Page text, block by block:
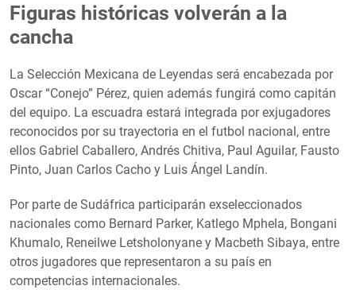
Figuras históricas volverán a la
cancha
La Selección Mexicana de Leyendas será encabezada por
Oscar “Conejo” Pérez, quien además fungirá como capitán
del equipo. La escuadra estará integrada por exjugadores
reconocidos por su trayectoria en el futbol nacional, entre
ellos Gabriel Caballero, Andrés Chitiva, Paul Aguilar, Fausto
Pinto, Juan Carlos Cacho y Luis Ángel Landín.
Por parte de Sudáfrica participarán exseleccionados
nacionales como Bernard Parker, Katlego Mphela, Bongani
Khumalo, Reneilwe Letsholonyane y Macbeth Sibaya, entre
otros jugadores que representaron a su país en
competencias internacionales.